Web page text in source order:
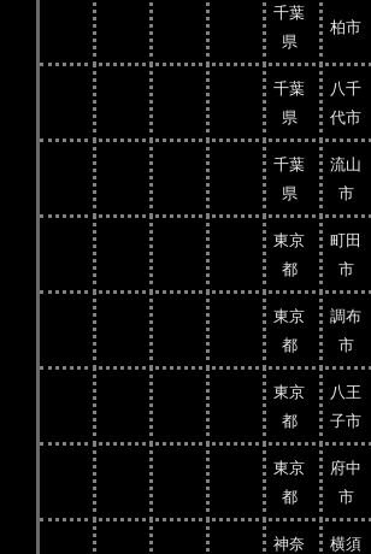
千葉
県
柏市
千葉
県
八千
代市
千葉
県
流山
市
東京
都
町田
市
東京
都
調布
市
東京
都
八王
子市
東京
都
府中
市
神奈
横須